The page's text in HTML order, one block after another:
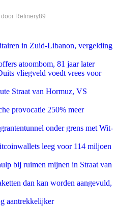
Refinery89
in Zuid-Libanon, vergelding
atoombom, 81 jaar later
vliegveld voedt vrees voor
Straat van Hormuz, VS
provocatie 250% meer
onder grens met Wit-
leeg voor 114 miljoen
bij ruimen mijnen in Straat van
dan kan worden aangevuld,
aantrekkelijker